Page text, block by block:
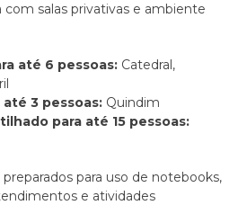
salas privativas e ambiente
até 6 pessoas: Catedral,
até 3 pessoas: Quindim
para até 15 pessoas:
para uso de notebooks,
e atividades